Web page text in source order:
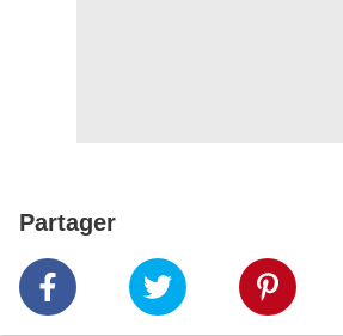
Partager